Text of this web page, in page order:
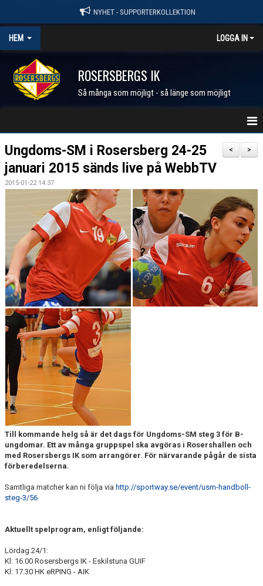
NYHET - SUPPORTERKOLLEKTION
HEM LOGGA IN
ROSERSBERGS IK
Så många som möjligt - så länge som möjligt
STARTSIDA
NYHETER
MEDLEM I RIK
FÖRENINGEN
PROFILGUIDE
HITTA HIT!
INFORMATION TILL LEDARE
BILDARKIV
>
<
Ungdoms-SM i Rosersberg 24-25
januari 2015 sänds live på WebbTV
2015-01-22 14:37
Till kommande helg så är det dags för Ungdoms-SM steg 3 för B-
ungdomar. Ett av många gruppspel ska avgöras i Rosershallen och
med Rosersbergs IK som arrangörer. För närvarande pågår de sista
förberedelserna.
Samtliga matcher kan ni följa via http://sportway.se/event/usm-handboll-
steg-3/56
Aktuellt spelprogram, enligt följande:
Lördag 24/1:
Kl: 16.00 Rosersbergs IK - Eskilstuna GUIF
Kl: 17.30 HK eRPING - AIK